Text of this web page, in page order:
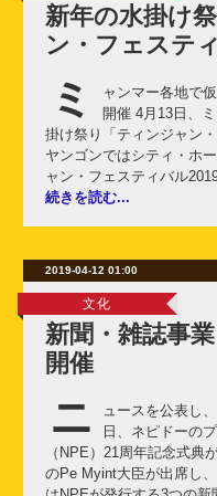
新年の水掛け
ン・フェステ
ミ
ャンマー各地で
開催 4月13日、
掛け祭り「ティンジャン
ヤンゴンではシティ・ホ
ャン・フェスティバル
続きを読む...
2019-04-12 01:00
文化
新聞・雑誌事
開催
ニ
ュースを公表し
日、ネピドーの
（NPE）21周年記念式典
のPe Myint大臣が出席し